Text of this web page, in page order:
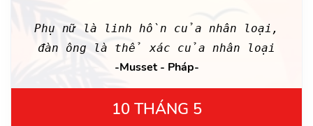
Phụ nữ là linh hồn của nhân loại,
đàn ông là thể xác của nhân loại
-Musset - Pháp-
10 THÁNG 5